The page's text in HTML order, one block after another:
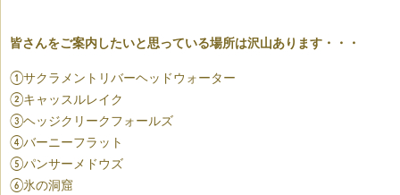
皆さんをご案内したいと思っている場所は沢山あります・・・
①サクラメントリバーヘッドウォーター
②キャッスルレイク
③ヘッジクリークフォールズ
④バーニーフラット
⑤パンサーメドウズ
⑥氷の洞窟